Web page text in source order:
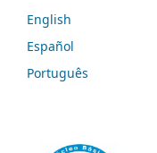
English
Español
Português